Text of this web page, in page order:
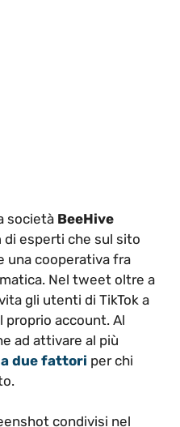
società BeeHive
di esperti che sul sito
una cooperativa fra
Nel tweet oltre a
gli utenti di TikTok a
proprio account. Al
ad attivare al più
a due fattori per chi
condivisi nel